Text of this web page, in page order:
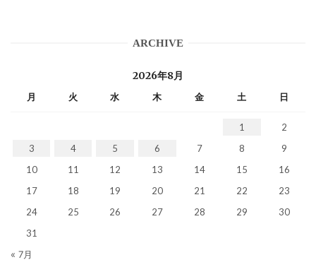
ARCHIVE
2026年8月
月 火 水 木 金 土 日
1
2
3
4 5 6 7 8
9
10
11 12 13 14 15
16
17
18 19 20 21 22
23
24
25 26 27 28 29
30
31
« 7月